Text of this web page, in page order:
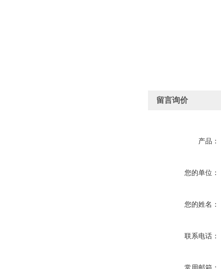
留言询价
产品：
您的单位：
您的姓名：
联系电话：